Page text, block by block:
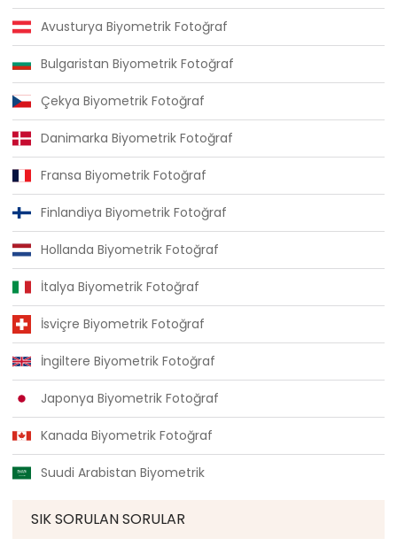
Avusturya Biyometrik Fotoğraf
Bulgaristan Biyometrik Fotoğraf
Çekya Biyometrik Fotoğraf
Danimarka Biyometrik Fotoğraf
Fransa Biyometrik Fotoğraf
Finlandiya Biyometrik Fotoğraf
Hollanda Biyometrik Fotoğraf
İtalya Biyometrik Fotoğraf
İsviçre Biyometrik Fotoğraf
İngiltere Biyometrik Fotoğraf
Japonya Biyometrik Fotoğraf
Kanada Biyometrik Fotoğraf
Suudi Arabistan Biyometrik
SIK SORULAN SORULAR